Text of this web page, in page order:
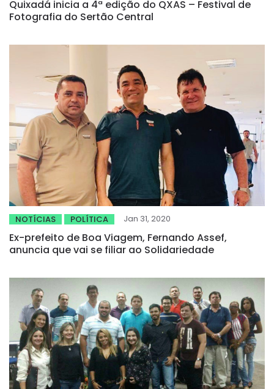
Quixadá inicia a 4ª edição do QXAS – Festival de
Fotografia do Sertão Central
NOTÍCIAS POLÍTICA Jan 31, 2020
Ex-prefeito de Boa Viagem, Fernando Assef,
anuncia que vai se filiar ao Solidariedade